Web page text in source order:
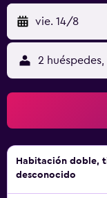
instalaciones o
aplique un recargo).
vie. 14/8
2 huéspedes,
Habitación doble,
desconocido